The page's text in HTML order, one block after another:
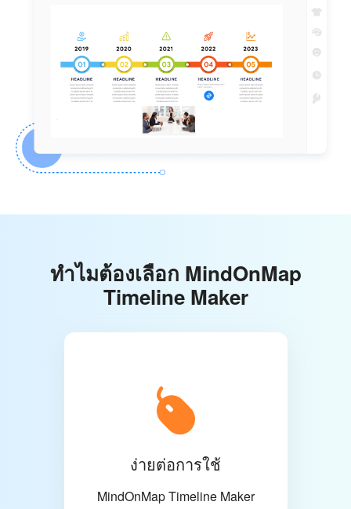
ทำไมต้องเลือก MindOnMap
Timeline Maker
ง่ายต่อการใช้
MindOnMap Timeline Maker